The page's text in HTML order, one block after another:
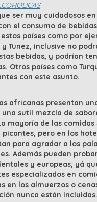
ser muy cuidadosos
el consumo de
países como por
y Tunez, inclusive no
bebidas, y podrían
Otros países como
con este asunto.
africanas presentan
una sutil mezcla de
mayoría de las comidas
picantes, pero en los
para agradar a los
Además pueden
y europeas, yá
especializados en
en los almuerzos o
nunca están incluidas.